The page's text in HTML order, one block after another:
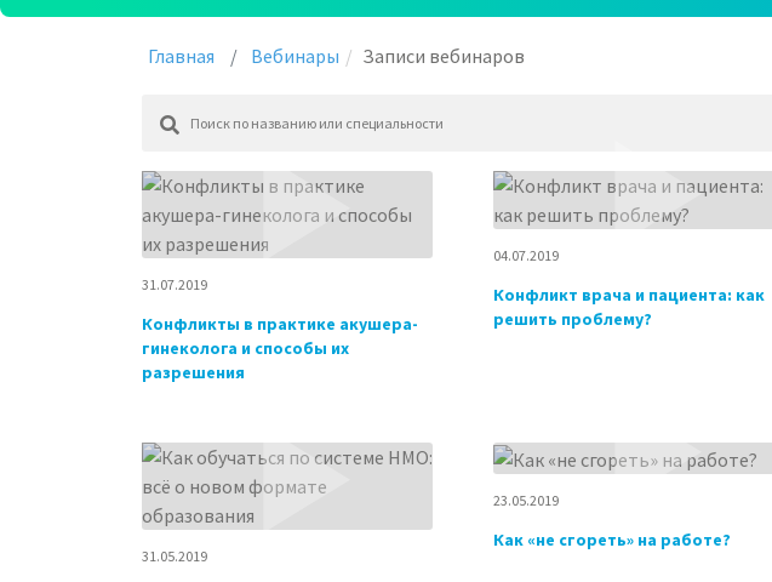
Главная Вебинары Записи вебинаров
31.07.2019
Конфликты в практике акушера-
гинеколога и способы их
разрешения
04.07.2019
Конфликт врача и пациента: как
решить проблему?
31.05.2019
23.05.2019
Как «не сгореть» на работе?